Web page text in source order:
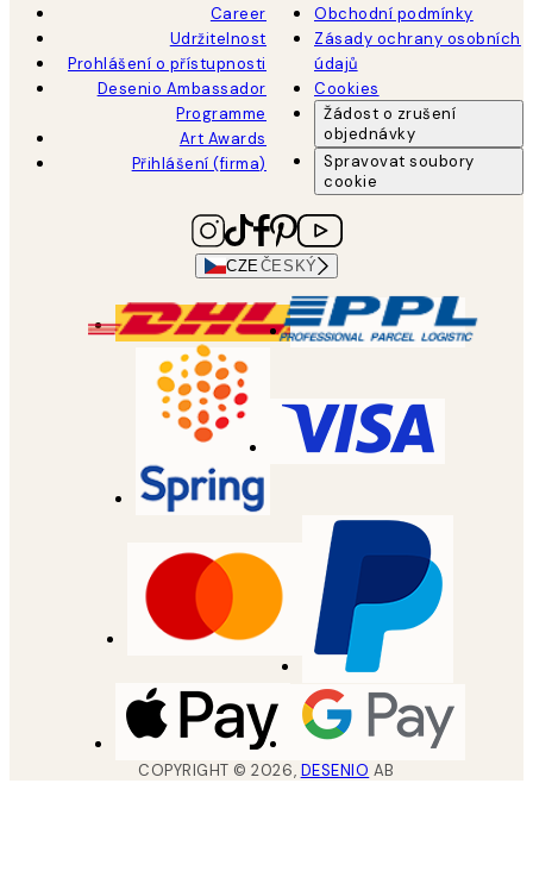
Career
Udržitelnost
Prohlášení o přístupnosti
Desenio Ambassador
Programme
Art Awards
Přihlášení (firma)
Obchodní podmínky
Zásady ochrany osobních
údajů
Cookies
Žádost o zrušení
objednávky
Spravovat soubory
cookie
CZEČESKÝ
COPYRIGHT ©2026, DESENIO AB